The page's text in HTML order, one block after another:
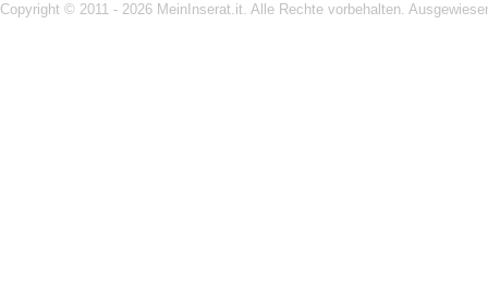
Copyright © 2011 - 2026 MeinInserat.it. Alle Rechte vorbehalten.